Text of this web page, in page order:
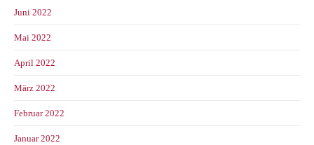
Juni 2022
Mai 2022
April 2022
März 2022
Februar 2022
Januar 2022